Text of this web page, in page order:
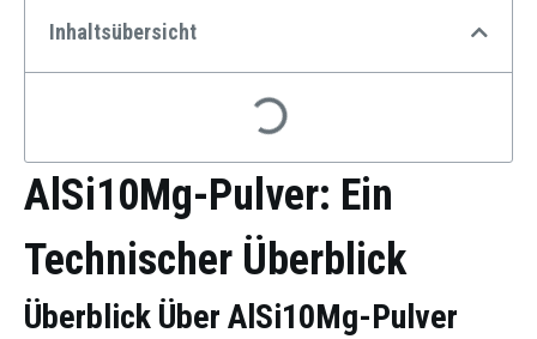
Inhaltsübersicht
AlSi10Mg-Pulver: Ein
Technischer Überblick
Überblick Über AlSi10Mg-Pulver